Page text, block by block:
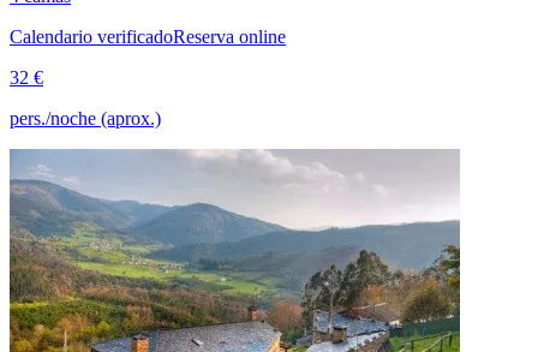
Calendario verificadoReserva online
32 €
pers./noche (aprox.)